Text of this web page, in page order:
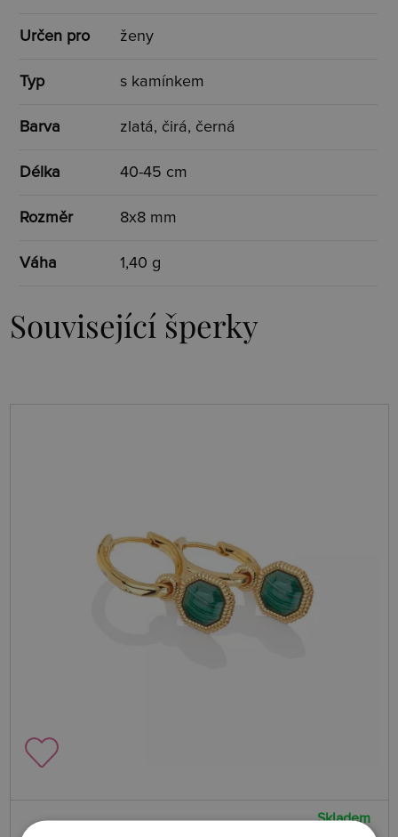
Určen pro ženy
Typ s kamínkem
Barva zlatá, čirá, černá
Délka 40-45 cm
Rozměr 8x8 mm
Váha 1,40 g
Související šperky
Skladem